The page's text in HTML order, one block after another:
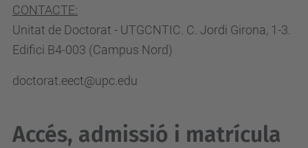
CONTACTE:
Unitat de Doctorat - UTGCNTIC. C. Jordi Girona, 1-3.
Edifici B4-003 (Campus Nord)
doctorat.eect@upc.edu
Accés, admissió i matrícula